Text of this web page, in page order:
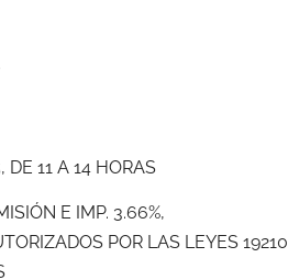
DE 11 A 14 HORAS
E IMP. 3.66%,
POR LAS LEYES 19210